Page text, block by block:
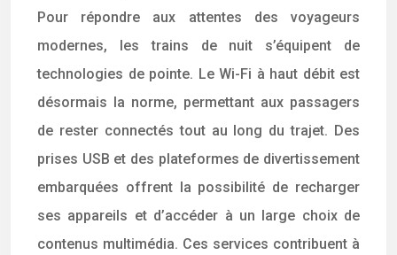
Pour répondre aux attentes des voyageurs
modernes, les trains de nuit s’équipent de
technologies de pointe. Le Wi-Fi à haut débit est
désormais la norme, permettant aux passagers
de rester connectés tout au long du trajet. Des
prises USB et des plateformes de divertissement
embarquées offrent la possibilité de recharger
ses appareils et d’accéder à un large choix de
contenus multimédia. Ces services contribuent à